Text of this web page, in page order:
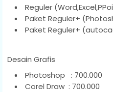
Reguler
Paket Reguler+
Paket Reguler+
Desain Grafis
Photoshop : 700.000
Corel Draw : 700.000